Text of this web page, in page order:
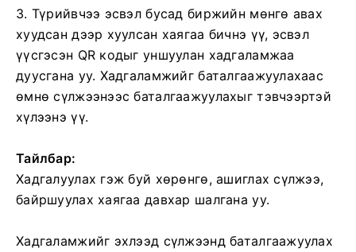
3. Түрийвчээ эсвэл бусад биржийн мөнгө авах
хуудсан дээр хуулсан хаягаа бичнэ үү, эсвэл
үүсгэсэн QR кодыг уншуулан хадгаламжаа
дуусгана уу. Хадгаламжийг баталгаажуулахаас
өмнө сүлжээнээс баталгаажуулахыг тэвчээртэй
хүлээнэ үү.
Тайлбар:
Хадгалуулах гэж буй хөрөнгө, ашиглах сүлжээ,
байршуулах хаягаа давхар шалгана уу.
Хадгаламжийг эхлээд сүлжээнд баталгаажуулах